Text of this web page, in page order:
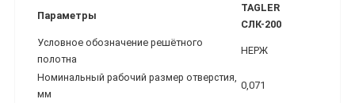
Параметры
TAGLER
СЛК-200
Условное обозначение решётного
полотна
НЕРЖ
Номинальный рабочий размер отверстия,
мм
0,071